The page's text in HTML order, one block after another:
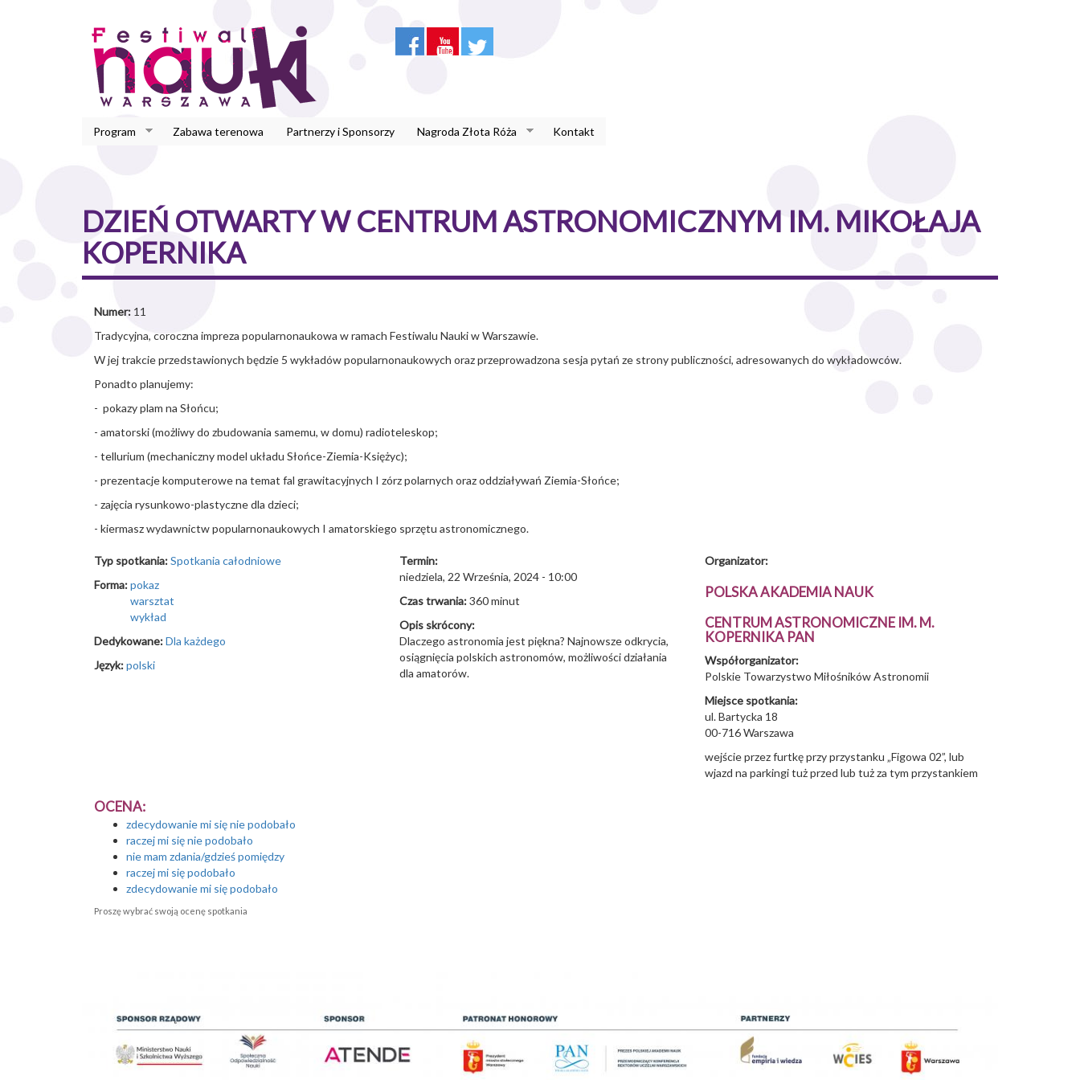
Program Zabawa terenowa Partnerzy i Sponsorzy Nagroda Złota Róża Kontakt
DZIEŃ OTWARTY W CENTRUM ASTRONOMICZNYM IM. MIKOŁAJA
KOPERNIKA
Numer: 11
Tradycyjna, coroczna impreza popularnonaukowa w ramach Festiwalu Nauki w Warszawie.
W jej trakcie przedstawionych będzie 5 wykładów popularnonaukowych oraz przeprowadzona sesja pytań ze strony publiczności, adresowanych do wykładowców.
Ponadto planujemy:
- pokazy plam na Słońcu;
- amatorski (możliwy do zbudowania samemu, w domu) radioteleskop;
- tellurium (mechaniczny model układu Słońce-Ziemia-Księżyc);
- prezentacje komputerowe na temat fal grawitacyjnych I zórz polarnych oraz oddziaływań Ziemia-Słońce;
- zajęcia rysunkowo-plastyczne dla dzieci;
- kiermasz wydawnictw popularnonaukowych I amatorskiego sprzętu astronomicznego.
Typ spotkania:Spotkania całodniowe
Forma:pokaz
warsztat
wykład
Dedykowane:Dla każdego
Język:polski
Termin:
niedziela, 22 Września, 2024 - 10:00
Czas trwania:360 minut
Opis skrócony:
Dlaczego astronomia jest piękna? Najnowsze odkrycia,
osiągnięcia polskich astronomów, możliwości działania
dla amatorów.
Organizator:
POLSKA AKADEMIA NAUK
CENTRUM ASTRONOMICZNE IM. M.
KOPERNIKA PAN
Współorganizator:
Polskie Towarzystwo Miłośników Astronomii
Miejsce spotkania:
ul. Bartycka 18
00-716Warszawa
wejście przez furtkę przy przystanku „Figowa 02”, lub
wjazd na parkingi tuż przed lub tuż za tym przystankiem
OCENA:
zdecydowanie mi się nie podobało
raczej mi się nie podobało
nie mam zdania/gdzieś pomiędzy
raczej mi się podobało
zdecydowanie mi się podobało
Proszę wybrać swoją ocenę spotkania